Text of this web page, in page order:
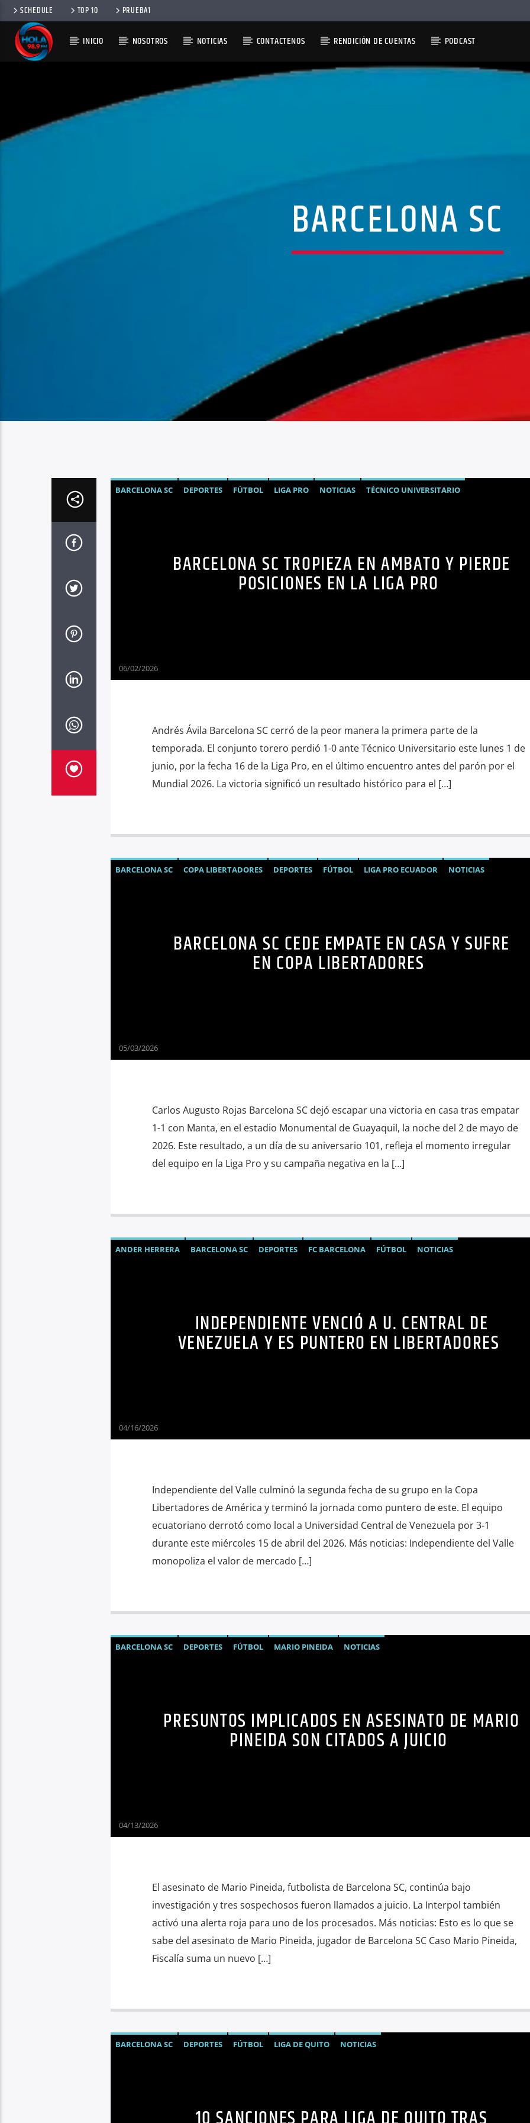
SCHEDULE TOP 10 PRUEBA1
INICIO NOSOTROS NOTICIAS CONTACTENOS RENDICIÓN DE CUENTAS PODCAST
BARCELONA SC
BARCELONA SC DEPORTES FÚTBOL LIGA PRO NOTICIAS TÉCNICO UNIVERSITARIO
BARCELONA SC TROPIEZA EN AMBATO Y PIERDE
POSICIONES EN LA LIGA PRO
06/02/2026
Andrés Ávila Barcelona SC cerró de la peor manera la primera parte de la
temporada. El conjunto torero perdió 1-0 ante Técnico Universitario este lunes 1 de
junio, por la fecha 16 de la Liga Pro, en el último encuentro antes del parón por el
Mundial 2026. La victoria significó un resultado histórico para el […]
BARCELONA SC COPA LIBERTADORES DEPORTES FÚTBOL LIGA PRO ECUADOR NOTICIAS
BARCELONA SC CEDE EMPATE EN CASA Y SUFRE
EN COPA LIBERTADORES
05/03/2026
Carlos Augusto Rojas Barcelona SC dejó escapar una victoria en casa tras empatar
1-1 con Manta, en el estadio Monumental de Guayaquil, la noche del 2 de mayo de
2026. Este resultado, a un día de su aniversario 101, refleja el momento irregular
del equipo en la Liga Pro y su campaña negativa en la […]
ANDER HERRERA BARCELONA SC DEPORTES FC BARCELONA FÚTBOL NOTICIAS
INDEPENDIENTE VENCIÓ A U. CENTRAL DE
VENEZUELA Y ES PUNTERO EN LIBERTADORES
04/16/2026
Independiente del Valle culminó la segunda fecha de su grupo en la Copa
Libertadores de América y terminó la jornada como puntero de este. El equipo
ecuatoriano derrotó como local a Universidad Central de Venezuela por 3-1
durante este miércoles 15 de abril del 2026. Más noticias: Independiente del Valle
monopoliza el valor de mercado […]
BARCELONA SC DEPORTES FÚTBOL MARIO PINEIDA NOTICIAS
PRESUNTOS IMPLICADOS EN ASESINATO DE MARIO
PINEIDA SON CITADOS A JUICIO
04/13/2026
El asesinato de Mario Pineida, futbolista de Barcelona SC, continúa bajo
investigación y tres sospechosos fueron llamados a juicio. La Interpol también
activó una alerta roja para uno de los procesados. Más noticias: Esto es lo que se
sabe del asesinato de Mario Pineida, jugador de Barcelona SC Caso Mario Pineida,
Fiscalía suma un nuevo […]
BARCELONA SC DEPORTES FÚTBOL LIGA DE QUITO NOTICIAS